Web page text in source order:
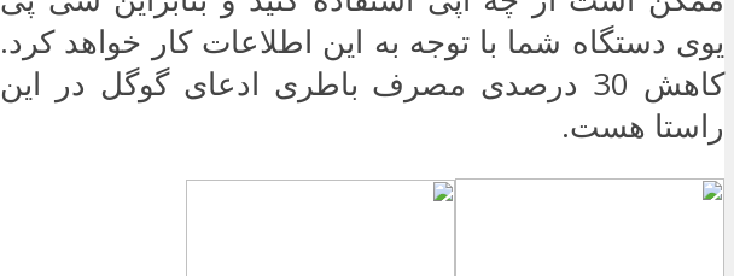
یوی دستگاه شما با توجه به این اطلاعات کار خواهد کرد.
کاهش 30 درصدی مصرف باطری ادعای گوگل در این
راستا هست.